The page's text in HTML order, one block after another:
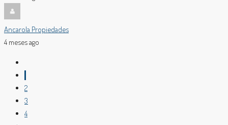
Ancarola Propiedades
4 meses ago
2
3
4